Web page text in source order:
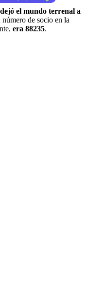
el mundo terrenal a
número de socio en la
era 88235.